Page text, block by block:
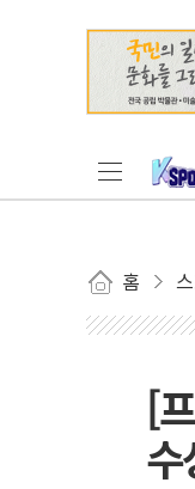
홈
[
수